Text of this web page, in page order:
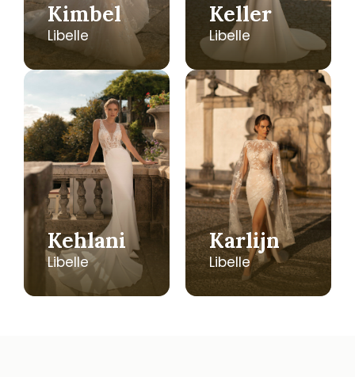
Kimbel
Libelle
Keller
Libelle
Kehlani
Libelle
Karlijn
Libelle